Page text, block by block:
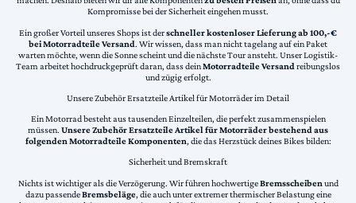
Kompromisse bei der Sicherheit eingehen musst.
Ein großer Vorteil unseres Shops ist derschneller kostenloser Lieferung ab 100,-€
bei Motorradteile Versand. Wir wissen, dass man nicht tagelang auf ein Paket
warten möchte, wenn die Sonne scheint und die nächste Tour ansteht. Unser Logistik-
Team arbeitet hochdruckgeprüft daran, dass deinMotorradteile Versand reibungslos
und zügig erfolgt.
Unsere Zubehör Ersatzteile Artikel für Motorräder im Detail
Ein Motorrad besteht aus tausenden Einzelteilen, die perfekt zusammenspielen
müssen. Unsere Zubehör Ersatzteile Artikel für Motorräder bestehend aus
folgenden Motorradteile Komponenten, die das Herzstück deines Bikes bilden:
Sicherheit und Bremskraft
Nichts ist wichtiger als die Verzögerung. Wir führen hochwertigeBremsscheiben und
dazu passendeBremsbeläge, die auch unter extremer thermischer Belastung eine